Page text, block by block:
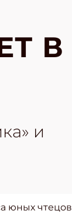
В
и
юных чтецов